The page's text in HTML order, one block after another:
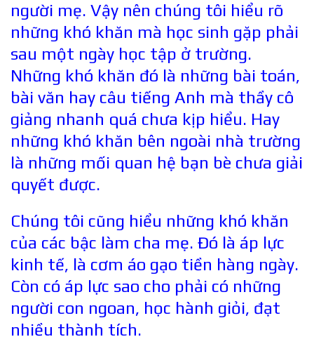
người mẹ. Vậy nên chúng tôi hiểu rõ
những khó khăn mà học sinh gặp phải
sau một ngày học tập ở trường.
Những khó khăn đó là những bài toán,
bài văn hay câu tiếng Anh mà thầy cô
giảng nhanh quá chưa kịp hiểu. Hay
những khó khăn bên ngoài nhà trường
là những mối quan hệ bạn bè chưa giải
quyết được.
Chúng tôi cũng hiểu những khó khăn
của các bậc làm cha mẹ. Đó là áp lực
kinh tế, là cơm áo gạo tiền hàng ngày.
Còn có áp lực sao cho phải có những
người con ngoan, học hành giỏi, đạt
nhiều thành tích.